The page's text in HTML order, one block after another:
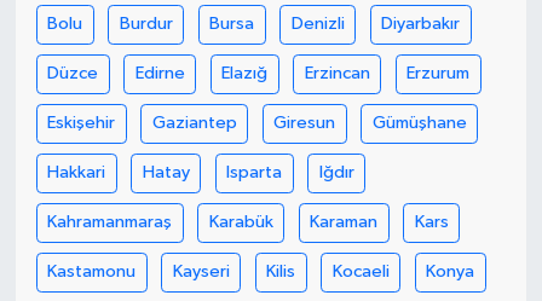
Bolu Burdur Bursa Denizli Diyarbakır
Düzce Edirne Elazığ Erzincan Erzurum
Eskişehir Gaziantep Giresun Gümüşhane
Hakkari Hatay Isparta Iğdır
Kahramanmaraş Karabük Karaman Kars
Kastamonu Kayseri Kilis Kocaeli Konya